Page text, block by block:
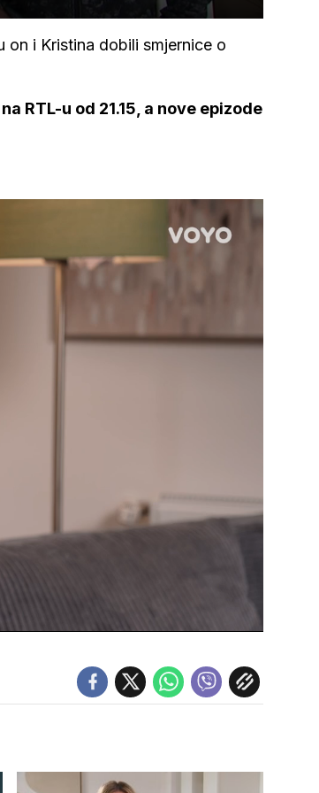
on i Kristina dobili smjernice o
RTL-u od 21.15, a nove epizode